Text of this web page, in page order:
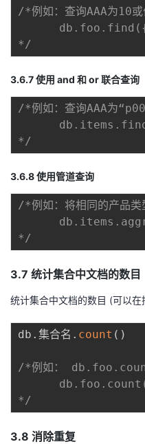
/*例如：查询AAA为10或
*/
3.6.7 使用 and 和 or 联合查询
/*例如：查询AAA为
*/
3.6.8 使用管道查询
/*例如：将相同的产品类
*/
3.7 统计集合中文档的数目
统计集合中文档的数目 (可以在
db . 集合名 . count ( )
/*例如：
*/
3.8 消除重复